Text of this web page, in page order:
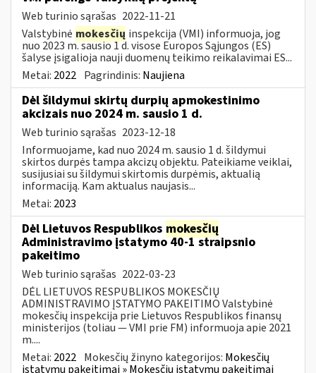
Web turinio sąrašas 2022-11-21
Valstybinė mokesčių inspekcija (VMI) informuoja, jog
nuo 2023 m. sausio 1 d. visose Europos Sąjungos (ES)
šalyse įsigalioja nauji duomenų teikimo reikalavimai ES...
Metai: 2022 Pagrindinis: Naujiena
Dėl šildymui skirtų durpių apmokestinimo
akcizais nuo 2024 m. sausio 1 d.
Web turinio sąrašas 2023-12-18
Informuojame, kad nuo 2024 m. sausio 1 d. šildymui
skirtos durpės tampa akcizų objektu. Pateikiame veiklai,
susijusiai su šildymui skirtomis durpėmis, aktualią
informaciją. Kam aktualus naujasis...
Metai: 2023
Dėl Lietuvos Respublikos mokesčių
Administravimo įstatymo 40-1 straipsnio
pakeitimo
Web turinio sąrašas 2022-03-23
DĖL LIETUVOS RESPUBLIKOS MOKESČIŲ
ADMINISTRAVIMO ĮSTATYMO PAKEITIMO Valstybinė
mokesčių inspekcija prie Lietuvos Respublikos finansų
ministerijos (toliau — VMI prie FM) informuoja apie 2021
m....
Metai: 2022 Mokesčių žinyno kategorijos: Mokesčių
įstatymų pakeitimai » Mokesčių įstatymų pakeitimai